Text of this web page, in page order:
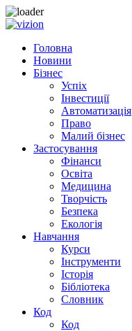
Skip to content
Головна
Новини
Бізнес
Успіх
Інвестиції
Автоматизація
Право
Малий бізнес
Застосування
Фінанси
Освіта
Медицина
Творчість
Безпека
Екологія
Навчання
Курси
Інструменти
Історія
Бібліотека
Словник
Код
Код